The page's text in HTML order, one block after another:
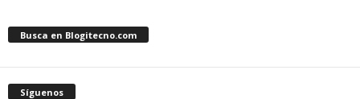
Busca en Blogitecno.com
Síguenos